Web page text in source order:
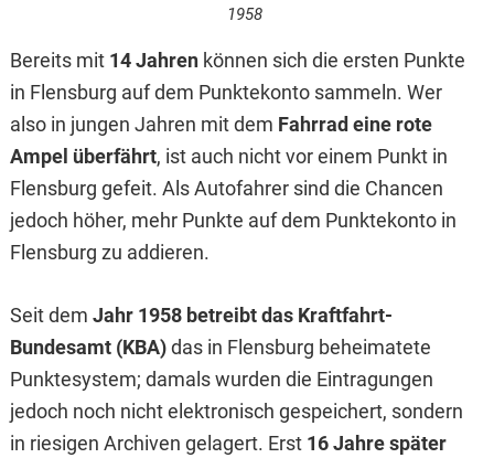
1958
Bereits mit 14 Jahrenkönnen sich die ersten Punkte
in Flensburg auf dem Punktekonto sammeln. Wer
also in jungen Jahren mit dem Fahrrad eine rote
Ampel überfährt, ist auch nicht vor einem Punkt in
Flensburg gefeit. Als Autofahrer sind die Chancen
jedoch höher, mehr Punkte auf dem Punktekonto in
Flensburg zu addieren.
Seit dem Jahr 1958 betreibt das Kraftfahrt-
Bundesamt (KBA)das in Flensburg beheimatete
Punktesystem; damals wurden die Eintragungen
jedoch noch nicht elektronisch gespeichert, sondern
in riesigen Archiven gelagert. Erst 16 Jahre später